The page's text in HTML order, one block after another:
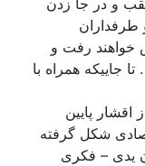
و در جا زدن
طرفداران
خواهند رفت و
جاییکه همراه با
پایین
شکل گرفته
یدی – فکری